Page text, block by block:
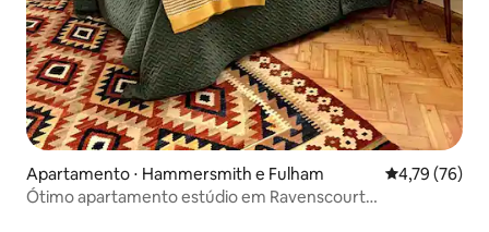
Apartamento ⋅ Hammersmith e Fulham 4,79 de uma
4,79 (76)
Ótimo apartamento estúdio em Ravenscourt